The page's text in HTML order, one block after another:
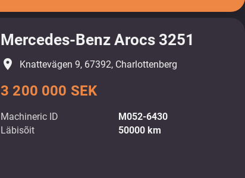
Mercedes-Benz Arocs 3251
Machineric ID
M052-6430
Läbisõit
50000 km
3 200 000 SEK
place Knattevägen 9, 67392, Charlottenberg